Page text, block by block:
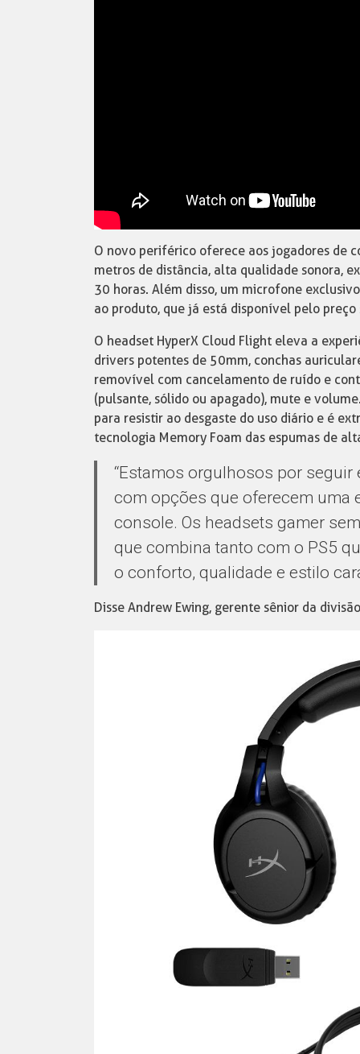
O novo periférico oferece aos jogadores de
metros de distância, alta qualidade sonora,
30 horas. Além disso, um microfone
ao produto, que já está disponível pelo preço
O headset HyperX Cloud Flight eleva a
drivers potentes de 50mm, conchas
removível com cancelamento de ruído e
(pulsante, sólido ou apagado), mute e
para resistir ao desgaste do uso diário e é
tecnologia Memory Foam das espumas de
“Estamos orgulhosos por
com opções que oferecem uma
console. Os headsets gamer
que combina tanto com o PS5
o conforto, qualidade e estilo
Disse Andrew Ewing, gerente sênior da